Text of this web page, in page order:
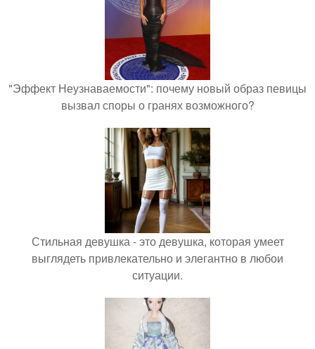
"Эффект Неузнаваемости": почему новый образ певицы
вызвал споры о гранях возможного?
Стильная девушка - это девушка, которая умеет
выглядеть привлекательно и элегантно в любои
ситуации.